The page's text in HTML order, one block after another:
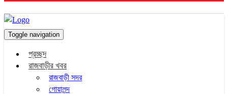
Toggle navigation
প্রচ্ছদ
রাজবাড়ীর খবর
রাজবাড়ী সদর
গোয়ালন্দ